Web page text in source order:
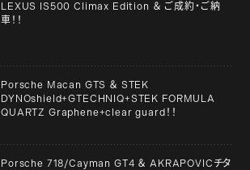
LEXUS IS500 Climax Edition ＆ ご成約・ご納
車！！
Porsche Macan GTS ＆ STEK
DYNOshield+GTECHNIQ+STEK FORMULA
QUARTZ Graphene+clear guard！！
Porsche 718/Cayman GT4 ＆ AKRAPOVICチタ